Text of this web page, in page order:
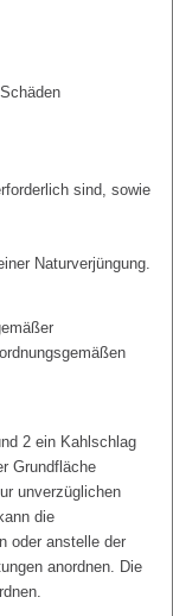
sind, sowie
Naturverjüngung.
2 ein Kahlschlag
Grundfläche
unverzüglichen
die
oder anstelle der
anordnen. Die